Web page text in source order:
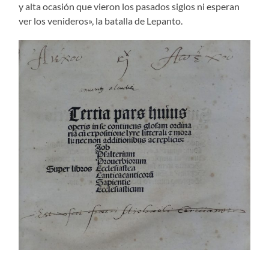
y alta ocasión que vieron los pasados siglos ni esperan
ver los venideros», la batalla de Lepanto.